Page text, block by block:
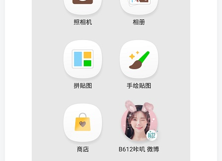
登录密码
社交账号登录
微信登录
使用社交账号登录即表示同意 用户协议、隐私声明